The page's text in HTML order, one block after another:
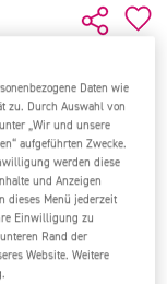
Daten wie
zu. Durch Auswahl von
„Wir und unsere
aufgeführten Zwecke.
werden diese
und Anzeigen
dieses Menü jederzeit
Einwilligung zu
Rand der
Website. Weitere